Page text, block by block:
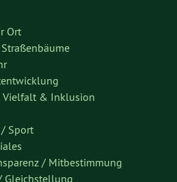
Ort
Vielfalt & Inklusion
Sport
/ Mitbestimmung
Gleichstellung